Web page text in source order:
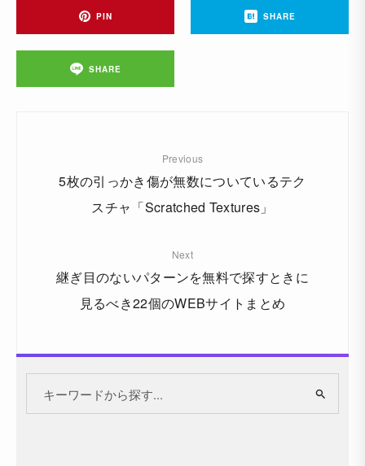
PIN SHARE
SHARE
Previous
5枚の引っかき傷が無数についているテク
スチャ「Scratched Textures」
Next
継ぎ目のないパターンを無料で探すときに
見るべき22個のWEBサイトまとめ